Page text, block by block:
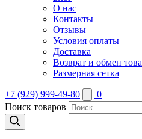
О нас
Контакты
Отзывы
Условия оплаты
Доставка
Возврат и обмен
Размерная сетка
+7 (929) 999-49-80
0
Поиск товаров